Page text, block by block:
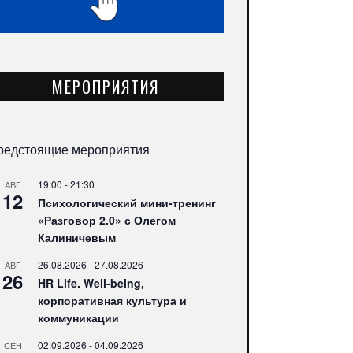
МЕРОПРИЯТИЯ
мероприятия
АВГ
12
19:00 -21:30
Психологический мини-тренинг
«Разговор 2.0» с Олегом
Калиничевым
АВГ
26
26.08.2026 -27.08.2026
HR Life. Well-being,
корпоративная культура и
коммуникации
СЕН 02.09.2026 -04.09.2026